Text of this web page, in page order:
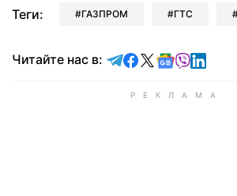
Теги: ГАЗПРОМ ГТС
Читайте нас в: Читайте в Telegram
Читайте в
Читайте в X
Читайте